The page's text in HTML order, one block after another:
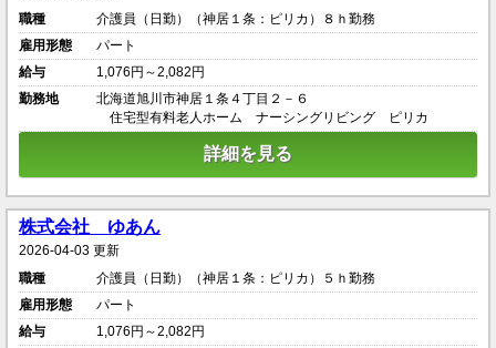
職種
介護員（日勤）（神居１条：ピリカ）８ｈ勤務
雇用形態
パート
給与
1,076円～2,082円
勤務地
北海道旭川市神居１条４丁目２－６
住宅型有料老人ホーム ナーシングリビング ピリカ
詳細を見る
株式会社 ゆあん
2026-04-03 更新
職種
介護員（日勤）（神居１条：ピリカ）５ｈ勤務
雇用形態
パート
給与
1,076円～2,082円